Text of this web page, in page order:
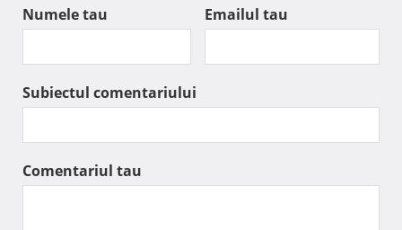
Numele tau Emailul tau
Subiectul comentariului
Comentariul tau